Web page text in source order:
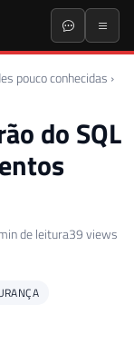
pouco conhecidas ›
do SQL
de leitura39 views